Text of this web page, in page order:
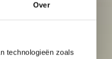
Over
technologieën zoals